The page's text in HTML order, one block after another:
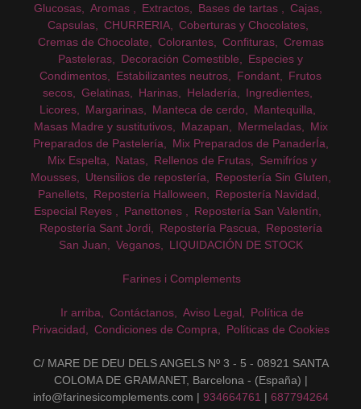
Glucosas
Aromas Extractos Bases de tartas
Cajas
Capsulas
CHURRERIA
Coberturas y Chocolates
Cremas de Chocolate
Colorantes Confituras
Cremas
Pasteleras
Decoración Comestible
Especies y
Condimentos
Estabilizantes neutros Fondant
Frutos
secos
Gelatinas Harinas Heladería
Ingredientes
Licores
Margarinas Manteca de cerdo
Mantequilla
Masas Madre y sustitutivos
Mazapan Mermeladas
Mix
Preparados de Pastelería
Mix Preparados de PanaderÍa
Mix Espelta
Natas Rellenos de Frutas
Semifríos y
Mousses
Utensilios de repostería
Repostería Sin Gluten
Panellets
Repostería Halloween
Repostería Navidad
Especial Reyes
Panettones
Repostería San Valentín
Repostería Sant Jordi
Repostería Pascua
Repostería
San Juan
Veganos LIQUIDACIÓN DE STOCK
Farines i Complements
Ir arriba Contáctanos Aviso Legal
Política de
Privacidad
Condiciones de Compra Políticas de Cookies
C/ MARE DE DEU DELS ANGELS Nº 3 - 5 - 08921 SANTA
COLOMA DE GRAMANET, Barcelona - (España) |
info@farinesicomplements.com | 934664761 | 687794264